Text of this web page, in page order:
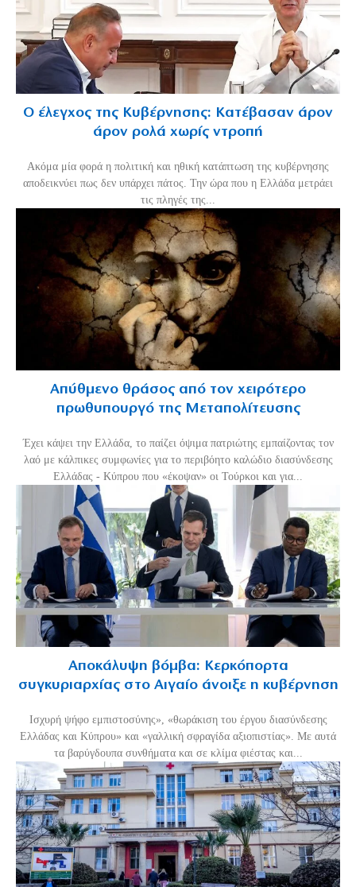
Ο έλεγχος της Κυβέρνησης: Κατέβασαν άρον
άρον ρολά χωρίς ντροπή
Ακόμα μία φορά η πολιτική και ηθική κατάπτωση της κυβέρνησης
αποδεικνύει πως δεν υπάρχει πάτος. Την ώρα που η Ελλάδα μετράει
τις πληγές της...
Απύθμενο θράσος από τον χειρότερο
πρωθυπουργό της Μεταπολίτευσης
Έχει κάψει την Ελλάδα, το παίζει όψιμα πατριώτης εμπαίζοντας τον
λαό με κάλπικες συμφωνίες για το περιβόητο καλώδιο διασύνδεσης
Ελλάδας - Κύπρου που «έκοψαν» οι Τούρκοι και για...
Αποκάλυψη βόμβα: Κερκόπορτα
συγκυριαρχίας στο Αιγαίο άνοιξε η κυβέρνηση
Ισχυρή ψήφο εμπιστοσύνης», «θωράκιση του έργου διασύνδεσης
Ελλάδας και Κύπρου» και «γαλλική σφραγίδα αξιοπιστίας». Με αυτά
τα βαρύγδουπα συνθήματα και σε κλίμα φιέστας και...